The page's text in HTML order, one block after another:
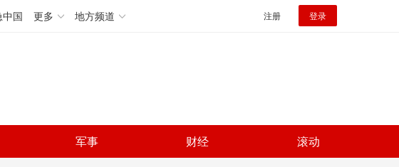
中国 更多 地方频道 注册 登录
军事 财经 滚动